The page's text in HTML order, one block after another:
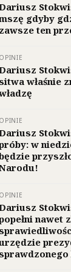
gdyby
zawsze ten
OPINIE
właśnie
OPINIE
w
OPINIE
nawet